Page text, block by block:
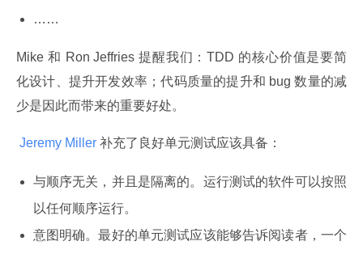
……
Mike 和 Ron Jeffries 提醒我们：TDD 的核心价值是要简
化设计、提升开发效率；代码质量的提升和 bug 数量的减
少是因此而带来的重要好处。
Jeremy Miller 补充了良好单元测试应该具备：
与顺序无关，并且是隔离的。运行测试的软件可以按照
以任何顺序运行。
意图明确。最好的单元测试应该能够告诉阅读者，一个